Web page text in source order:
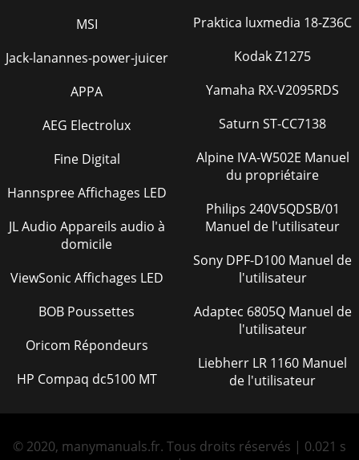
MSI
Jack-lanannes-power-juicer
APPA
AEG Electrolux
Fine Digital
Hannspree Affichages LED
JL Audio Appareils audio à
domicile
ViewSonic Affichages LED
BOB Poussettes
Oricom Répondeurs
HP Compaq dc5100 MT
Praktica luxmedia 18-Z36C
Kodak Z1275
Yamaha RX-V2095RDS
Saturn ST-CC7138
Alpine IVA-W502E Manuel
du propriétaire
Philips 240V5QDSB/01
Manuel de l'utilisateur
Sony DPF-D100 Manuel de
l'utilisateur
Adaptec 6805Q Manuel de
l'utilisateur
Liebherr LR 1160 Manuel
de l'utilisateur
© 2020, manymanuals.fr. Tous droits réservés | 0.021 s